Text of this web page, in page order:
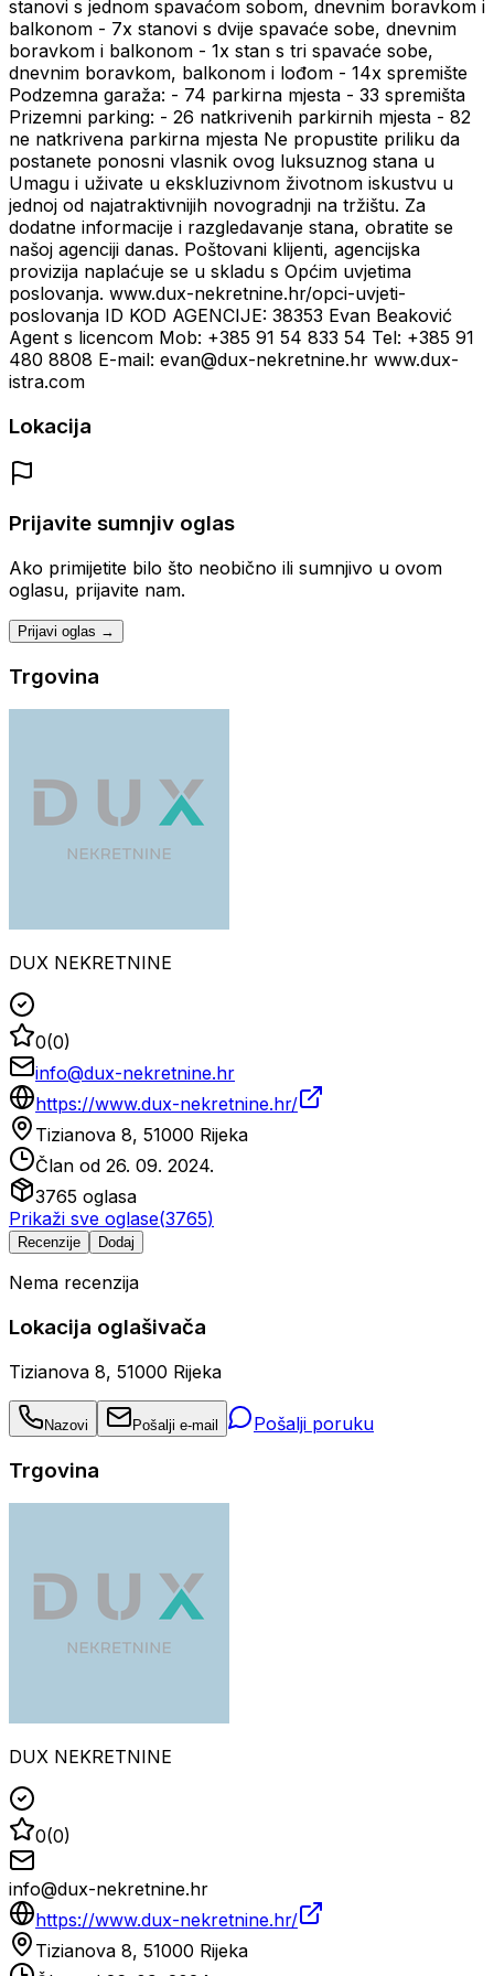
stanovi s jednom spavaćom sobom, dnevnim boravkom i
balkonom - 7x stanovi s dvije spavaće sobe, dnevnim
boravkom i balkonom - 1x stan s tri spavaće sobe,
dnevnim boravkom, balkonom i lođom - 14x spremište
Podzemna garaža: - 74 parkirna mjesta - 33 spremišta
Prizemni parking: - 26 natkrivenih parkirnih mjesta - 82
ne natkrivena parkirna mjesta Ne propustite priliku da
postanete ponosni vlasnik ovog luksuznog stana u
Umagu i uživate u ekskluzivnom životnom iskustvu u
jednoj od najatraktivnijih novogradnji na tržištu. Za
dodatne informacije i razgledavanje stana, obratite se
našoj agenciji danas. Poštovani klijenti, agencijska
provizija naplaćuje se u skladu s Općim uvjetima
poslovanja. www.dux-nekretnine.hr/opci-uvjeti-
poslovanja ID KOD AGENCIJE: 38353 Evan Beaković
Agent s licencom Mob: +385 91 54 833 54 Tel: +385 91
480 8808 E-mail: evan@dux-nekretnine.hr www.dux-
istra.com
Lokacija
Prijavite sumnjiv oglas
Ako primijetite bilo što neobično ili sumnjivo u ovom
oglasu, prijavite nam.
Prijavi oglas →
Trgovina
DUX NEKRETNINE
0(0)
info@dux-nekretnine.hr
https://www.dux-nekretnine.hr/
Tizianova 8, 51000 Rijeka
Član od 26. 09. 2024.
3765 oglasa
Prikaži sve oglase(3765)
Recenzije Dodaj
Nema recenzija
Lokacija oglašivača
Tizianova 8, 51000 Rijeka
Nazovi Pošalji e-mail Pošalji poruku
Trgovina
DUX NEKRETNINE
0(0)
info@dux-nekretnine.hr
https://www.dux-nekretnine.hr/
Tizianova 8, 51000 Rijeka